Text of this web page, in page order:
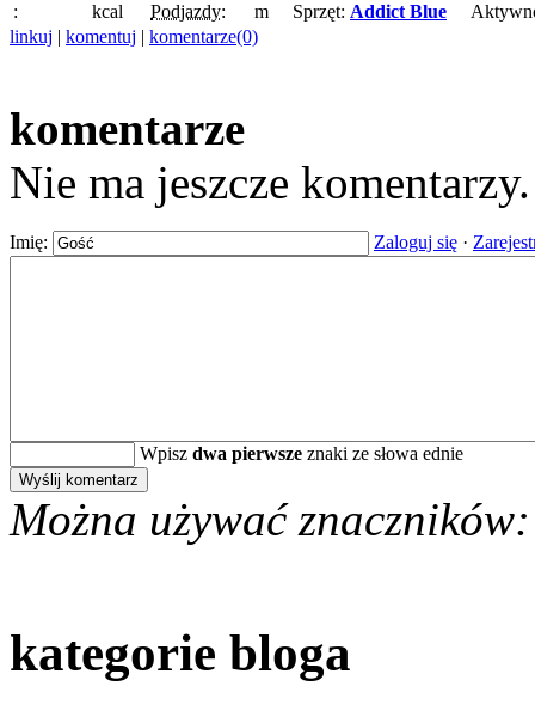
:
kcal Podjazdy: m Sprzęt: Addict Blue
linkuj | komentuj | komentarze(0)
komentarze
Nie ma jeszcze
Imię: Zaloguj się ·
Wpisz dwa pierwsze znaki ze słowa ednie
Można używać znaczników:
kategorie bloga